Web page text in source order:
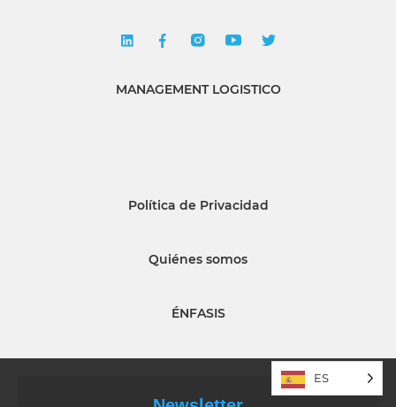
MANAGEMENT LOGISTICO
Política de Privacidad
Quiénes somos
ÉNFASIS
ES